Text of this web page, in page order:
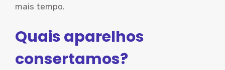
mais tempo.
Quais aparelhos
consertamos?